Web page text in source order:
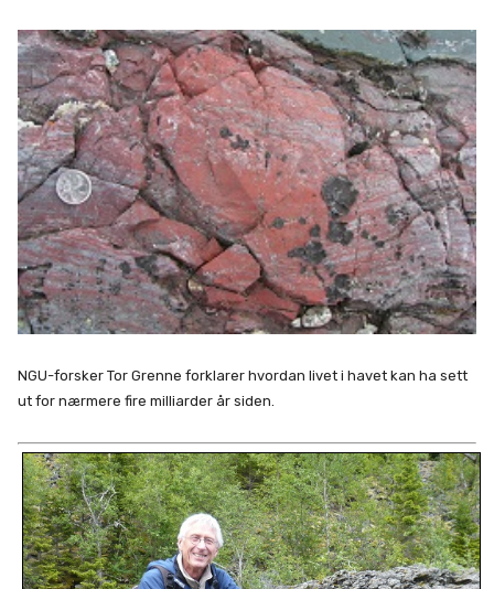
NGU-forsker Tor Grenne forklarer hvordan livet i havet kan ha sett
ut for nærmere fire milliarder år siden.